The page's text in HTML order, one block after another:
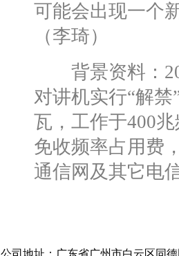
可能会出现一个
（李琦）
背景资料：
对讲机实行“解
瓦，工作于400
免收频率占用费
通信网及其它电
公司地址：广东省广州市白云区同